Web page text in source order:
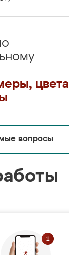
цвета
вопросы